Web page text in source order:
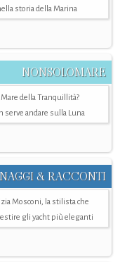
storia della Marina
NONSOLOMARE
Mare della Tranquillità?
serve andare sulla Luna
& RACCONTI
Mosconi, la stilista che
gli yacht più eleganti